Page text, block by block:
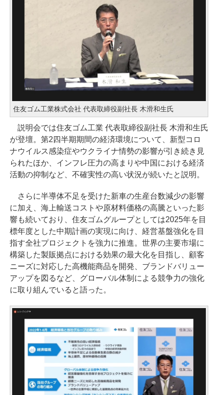
住友ゴム工業株式会社 代表取締役副社長 木滑和生氏
説明会では住友ゴム工業 代表取締役副社長 木滑和生氏
が登壇。第2四半期期間の経済環境について、新型コロ
ナウイルス感染症やウクライナ情勢の影響が引き続き見
られたほか、インフレ圧力の高まりや中国における経済
活動の抑制など、不確実性の高い状況が続いたと説明。
さらに半導体不足を受けた新車の生産台数減少の影響
に加え、海上輸送コストや原材料価格の高騰といった影
響も続いており、住友ゴムグループとしては2025年を目
標年度とした中期計画の実現に向け、経営基盤強化を目
指す全社プロジェクトを強力に推進。世界の主要市場に
構築した製販拠点における効果の最大化を目指し、顧客
ニーズに対応した高機能商品を開発、ブランドバリュー
アップを図るなど、グローバル体制による競争力の強化
に取り組んでいると語った。